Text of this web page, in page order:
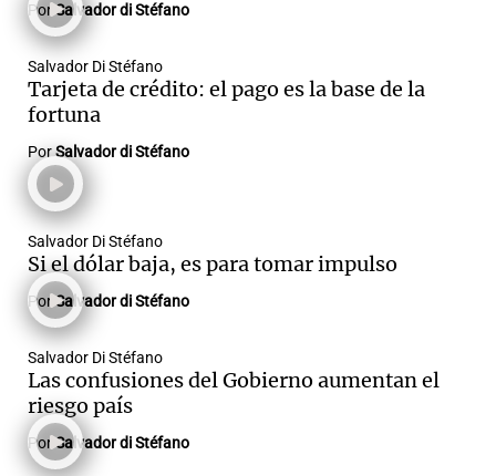
PorSalvador di Stéfano
Salvador Di Stéfano
Tarjeta de crédito: el pago es la base de la
fortuna
PorSalvador di Stéfano
Salvador Di Stéfano
Si el dólar baja, es para tomar impulso
PorSalvador di Stéfano
Salvador Di Stéfano
Las confusiones del Gobierno aumentan el
riesgo país
PorSalvador di Stéfano